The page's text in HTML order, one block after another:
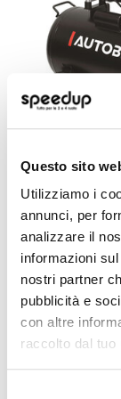
Questo sito
Utilizziamo i
annunci, per
analizzare il
informazioni
nostri partner
pubblicità e
con altre
raccolto dal tuo
50lt
217,75 €
CONSEGNA IN